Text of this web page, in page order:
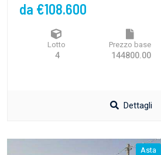
da €108.600
Lotto
4
Prezzo base
144800.00
Dettagli
Asta